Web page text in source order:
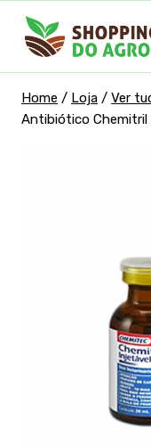
para
Home / Loja / Ver
Antibiótico Chemitril